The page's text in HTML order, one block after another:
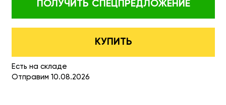
ПОЛУЧИТЬ СПЕЦПРЕДЛОЖЕНИЕ
КУПИТЬ
Есть на складе
Отправим 10.08.2026